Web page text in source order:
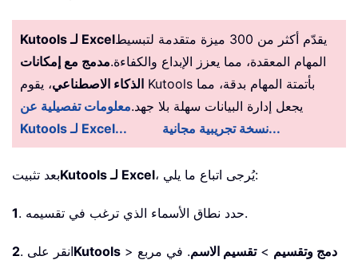
Kutools لـ Excelيقدّم أكثر من 300 ميزة متقدمة لتبسيط
المهام المعقدة، مما يعزز الإبداع والكفاءة.مدمج مع إمكانات
الذكاء الاصطناعي، يقوم Kutools بأتمتة المهام بدقة، مما
يجعل إدارة البيانات سهلة بلا جهد.معلومات تفصيلية عن
Kutools لـ Excel...
نسخة تجريبية مجانية...
بعد تثبيت Kutools لـ Excel ، يُرجى اتباع ما يلي:
1 . حدد نطاق الأسماء الذي ترغب في تقسيمه.
2 . انقر علىKutools > دمج وتقسيم >تقسيم الاسم. في مربع